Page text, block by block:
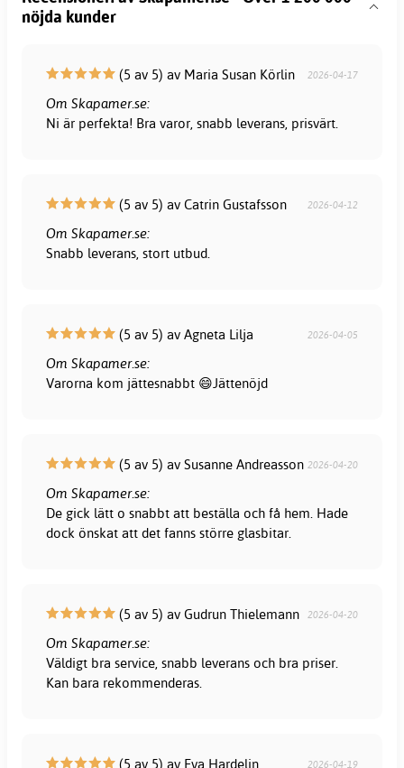
nöjda kunder
(5 av 5) av Maria Susan Körlin 2026-04-17
Om Skapamer.se:
Ni är perfekta! Bra varor, snabb leverans, prisvärt.
(5 av 5) av Catrin Gustafsson 2026-04-12
Om Skapamer.se:
Snabb leverans, stort utbud.
(5 av 5) av Agneta Lilja 2026-04-05
Om Skapamer.se:
Varorna kom jättesnabbt 😄Jättenöjd
(5 av 5) av Susanne Andreasson 2026-04-20
Om Skapamer.se:
De gick lätt o snabbt att beställa och få hem. Hade
dock önskat att det fanns större glasbitar.
(5 av 5) av Gudrun Thielemann 2026-04-20
Om Skapamer.se:
Väldigt bra service, snabb leverans och bra priser.
Kan bara rekommenderas.
(5 av 5) av Eva Hardelin 2026-04-19